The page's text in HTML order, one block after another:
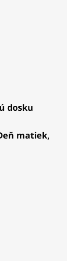
dosku
matiek,